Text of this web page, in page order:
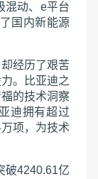
混动、e平台
国内新能源
经历了艰苦
。比亚迪之
的技术洞察
迪拥有超过
项，为技术
破4240.61亿